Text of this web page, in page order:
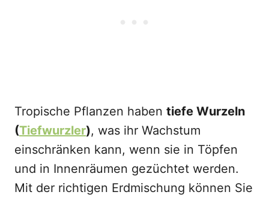
Tropische Pflanzen haben tiefe Wurzeln
(Tiefwurzler), was ihr Wachstum
einschränken kann, wenn sie in Töpfen
und in Innenräumen gezüchtet werden.
Mit der richtigen Erdmischung können Sie